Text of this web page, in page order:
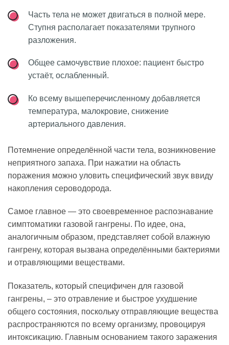
Часть тела не может двигаться в полной мере.
Ступня располагает показателями трупного
разложения.
Общее самочувствие плохое: пациент быстро
устаёт, ослабленный.
Ко всему вышеперечисленному добавляется
температура, малокровие, снижение
артериального давления.
Потемнение определённой части тела, возникновение
неприятного запаха. При нажатии на область
поражения можно уловить специфический звук ввиду
накопления сероводорода.
Самое главное — это своевременное распознавание
симптоматики газовой гангрены. По идее, она,
аналогичным образом, представляет собой влажную
гангрену, которая вызвана определёнными бактериями
и отравляющими веществами.
Показатель, который специфичен для газовой
гангрены, – это отравление и быстрое ухудшение
общего состояния, поскольку отправляющие вещества
распространяются по всему организму, провоцируя
интоксикацию. Главным основанием такого заражения